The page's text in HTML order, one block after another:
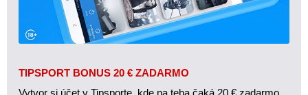
TIPSPORT BONUS 20 € ZADARMO